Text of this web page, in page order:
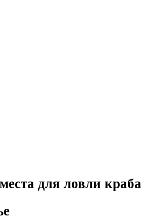
для ловли краба